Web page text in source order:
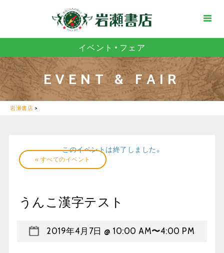
イベント・フェア
EVENT & FAIR
岩瀬書店 >
« すべてのイベント
このイベントは終了しました。
うんこ漢字テスト
2019年4月7日 @ 10:00 AM〜4:00 PM